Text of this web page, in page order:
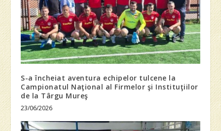
S-a încheiat aventura echipelor tulcene la
Campionatul Naţional al Firmelor şi Instituţiilor
de la Târgu Mureş
23/06/2026